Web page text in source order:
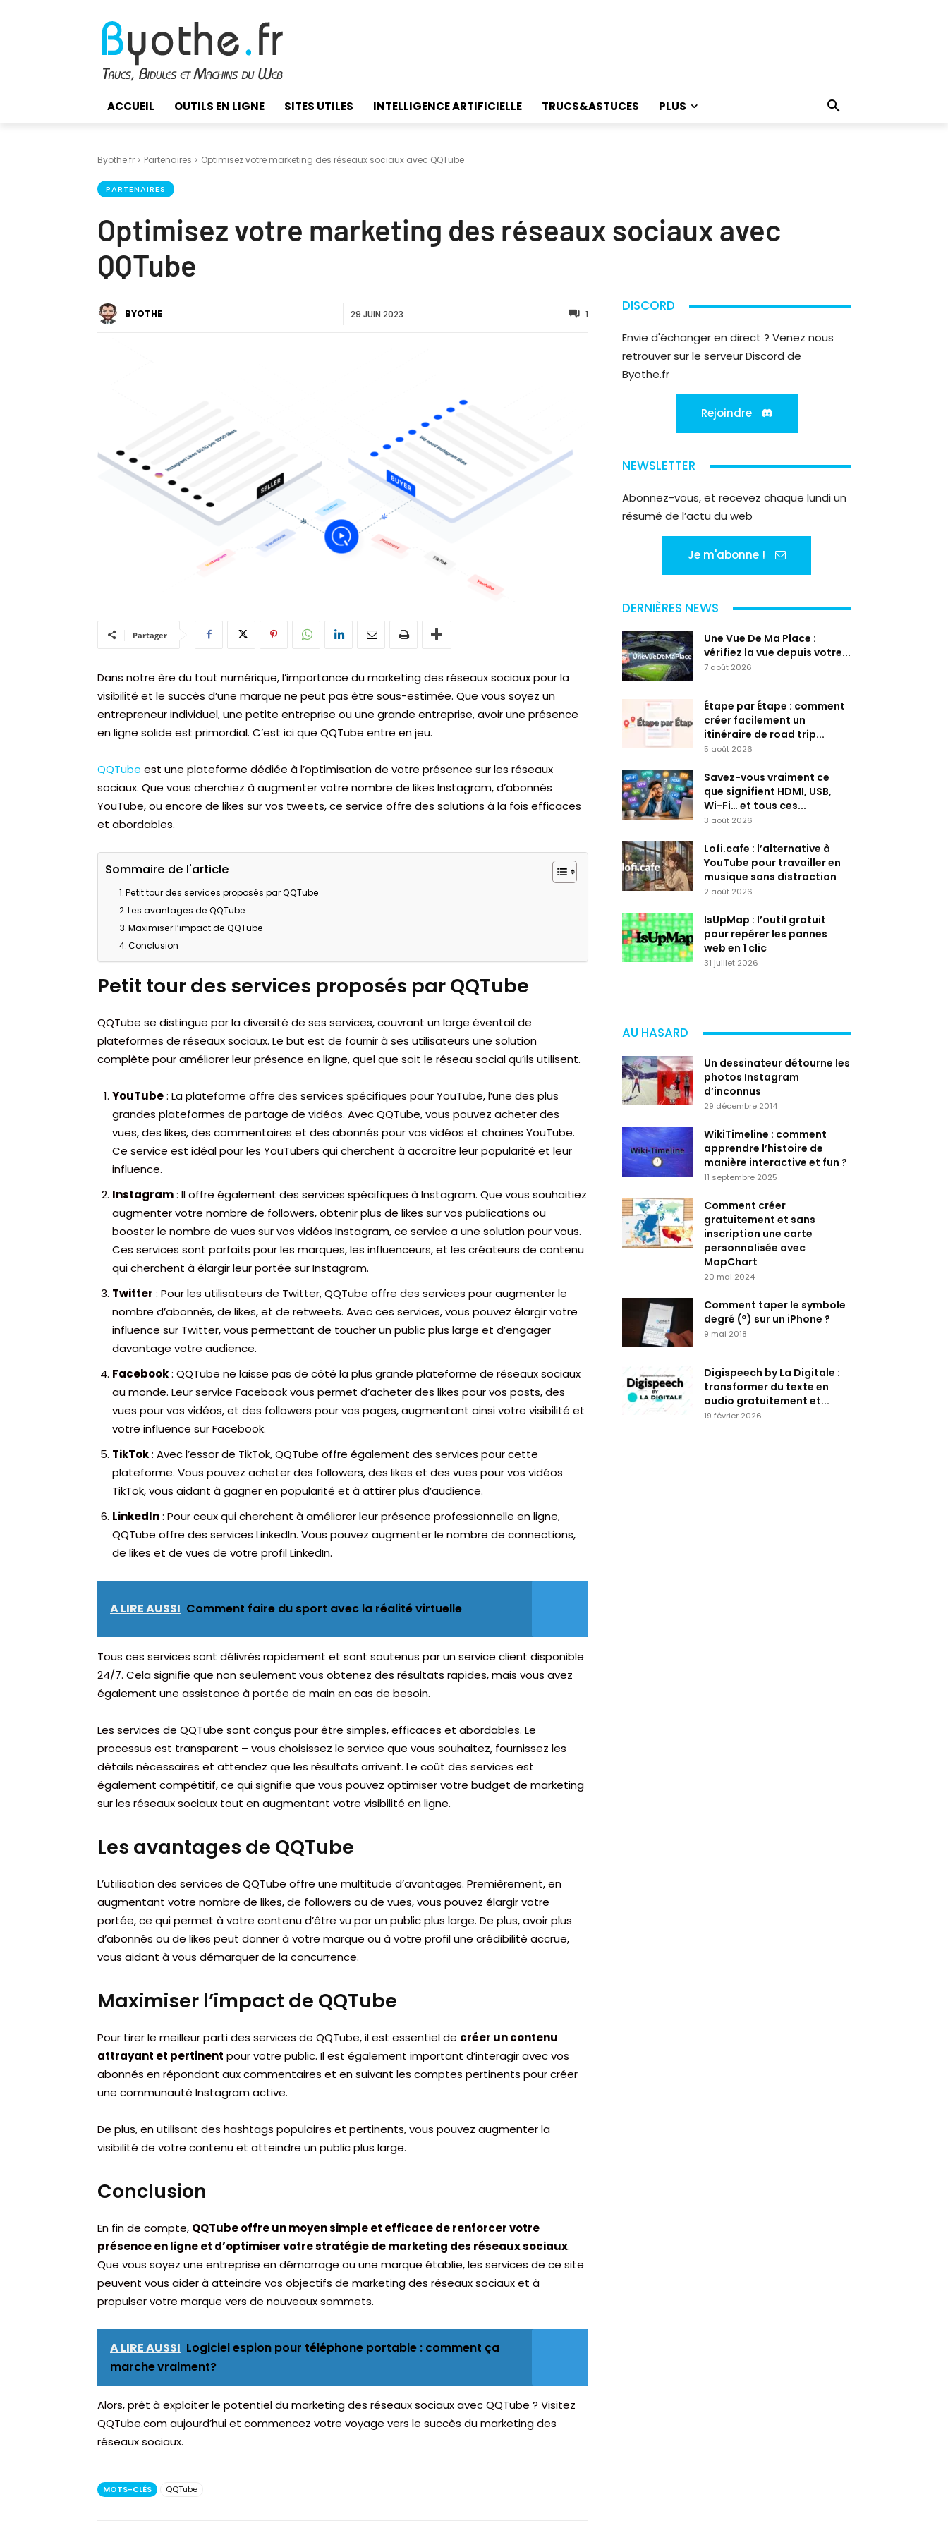
ACCUEIL OUTILS EN LIGNE SITES UTILES INTELLIGENCE ARTIFICIELLE TRUCS&ASTUCES PLUS
Byothe.fr Partenaires Optimisez votre marketing des réseaux sociaux avec QQTube
PARTENAIRES
Optimisez votre marketing des réseaux sociaux avec
QQTube
BYOTHE 29 JUIN 2023 1
Partager
Dans notre ère du tout numérique, l’importance du marketing des réseaux sociaux pour la
visibilité et le succès d’une marque ne peut pas être sous-estimée. Que vous soyez un
entrepreneur individuel, une petite entreprise ou une grande entreprise, avoir une présence
en ligne solide est primordial. C’est ici que QQTube entre en jeu.
QQTube est une plateforme dédiée à l’optimisation de votre présence sur les réseaux
sociaux. Que vous cherchiez à augmenter votre nombre de likes Instagram, d’abonnés
YouTube, ou encore de likes sur vos tweets, ce service offre des solutions à la fois efficaces
et abordables.
Sommaire de l'article
Petit tour des services proposés par QQTube
Les avantages de QQTube
Maximiser l’impact de QQTube
Conclusion
Petit tour des services proposés par QQTube
QQTube se distingue par la diversité de ses services, couvrant un large éventail de
plateformes de réseaux sociaux. Le but est de fournir à ses utilisateurs une solution
complète pour améliorer leur présence en ligne, quel que soit le réseau social qu’ils utilisent.
YouTube: La plateforme offre des services spécifiques pour YouTube, l’une des plus
grandes plateformes de partage de vidéos. Avec QQTube, vous pouvez acheter des
vues, des likes, des commentaires et des abonnés pour vos vidéos et chaînes YouTube.
Ce service est idéal pour les YouTubers qui cherchent à accroître leur popularité et leur
influence.
Instagram: Il offre également des services spécifiques à Instagram. Que vous souhaitiez
augmenter votre nombre de followers, obtenir plus de likes sur vos publications ou
booster le nombre de vues sur vos vidéos Instagram, ce service a une solution pour vous.
Ces services sont parfaits pour les marques, les influenceurs, et les créateurs de contenu
qui cherchent à élargir leur portée sur Instagram.
Twitter : Pour les utilisateurs de Twitter, QQTube offre des services pour augmenter le
nombre d’abonnés, de likes, et de retweets. Avec ces services, vous pouvez élargir votre
influence sur Twitter, vous permettant de toucher un public plus large et d’engager
davantage votre audience.
Facebook: QQTube ne laisse pas de côté la plus grande plateforme de réseaux sociaux
au monde. Leur service Facebook vous permet d’acheter des likes pour vos posts, des
vues pour vos vidéos, et des followers pour vos pages, augmentant ainsi votre visibilité et
votre influence sur Facebook.
TikTok: Avec l’essor de TikTok, QQTube offre également des services pour cette
plateforme. Vous pouvez acheter des followers, des likes et des vues pour vos vidéos
TikTok, vous aidant à gagner en popularité et à attirer plus d’audience.
LinkedIn: Pour ceux qui cherchent à améliorer leur présence professionnelle en ligne,
QQTube offre des services LinkedIn. Vous pouvez augmenter le nombre de connections,
de likes et de vues de votre profil LinkedIn.
A LIRE AUSSI Comment faire du sport avec la réalité virtuelle
Tous ces services sont délivrés rapidement et sont soutenus par un service client disponible
24/7. Cela signifie que non seulement vous obtenez des résultats rapides, mais vous avez
également une assistance à portée de main en cas de besoin.
Les services de QQTube sont conçus pour être simples, efficaces et abordables. Le
processus est transparent – vous choisissez le service que vous souhaitez, fournissez les
détails nécessaires et attendez que les résultats arrivent. Le coût des services est
également compétitif, ce qui signifie que vous pouvez optimiser votre budget de marketing
sur les réseaux sociaux tout en augmentant votre visibilité en ligne.
Les avantages de QQTube
L’utilisation des services de QQTube offre une multitude d’avantages. Premièrement, en
augmentant votre nombre de likes, de followers ou de vues, vous pouvez élargir votre
portée, ce qui permet à votre contenu d’être vu par un public plus large. De plus, avoir plus
d’abonnés ou de likes peut donner à votre marque ou à votre profil une crédibilité accrue,
vous aidant à vous démarquer de la concurrence.
Maximiser l’impact de QQTube
Pour tirer le meilleur parti des services de QQTube, il est essentiel de créer un contenu
attrayant et pertinent pour votre public. Il est également important d’interagir avec vos
abonnés en répondant aux commentaires et en suivant les comptes pertinents pour créer
une communauté Instagram active.
De plus, en utilisant des hashtags populaires et pertinents, vous pouvez augmenter la
visibilité de votre contenu et atteindre un public plus large.
Conclusion
En fin de compte, QQTube offre un moyen simple et efficace de renforcer votre
présence en ligne et d’optimiser votre stratégie de marketing des réseaux sociaux.
Que vous soyez une entreprise en démarrage ou une marque établie, les services de ce site
peuvent vous aider à atteindre vos objectifs de marketing des réseaux sociaux et à
propulser votre marque vers de nouveaux sommets.
A LIRE AUSSI Logiciel espion pour téléphone portable : comment ça
marche vraiment?
Alors, prêt à exploiter le potentiel du marketing des réseaux sociaux avec QQTube ? Visitez
QQTube.com aujourd’hui et commencez votre voyage vers le succès du marketing des
réseaux sociaux.
MOTS-CLÉS QQTube
DISCORD
Envie d'échanger en direct ? Venez nous
retrouver sur le serveur Discord de
Byothe.fr
Rejoindre
NEWSLETTER
Abonnez-vous, et recevez chaque lundi un
résumé de l’actu du web
Je m'abonne !
DERNIÈRES NEWS
Une Vue De Ma Place :
vérifiez la vue depuis votre...
7 août 2026
Étape par Étape : comment
créer facilement un
itinéraire de road trip...
5 août 2026
Savez-vous vraiment ce
que signifient HDMI, USB,
Wi-Fi… et tous ces...
3 août 2026
Lofi.cafe : l’alternative à
YouTube pour travailler en
musique sans distraction
2 août 2026
IsUpMap : l’outil gratuit
pour repérer les pannes
web en 1 clic
31 juillet 2026
AU HASARD
Un dessinateur détourne les
photos Instagram
d’inconnus
29 décembre 2014
WikiTimeline : comment
apprendre l’histoire de
manière interactive et fun ?
11 septembre 2025
Comment créer
gratuitement et sans
inscription une carte
personnalisée avec
MapChart
20 mai 2024
Comment taper le symbole
degré (°) sur un iPhone ?
9 mai 2018
Digispeech by La Digitale :
transformer du texte en
audio gratuitement et...
19 février 2026